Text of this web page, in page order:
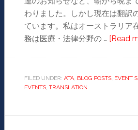
わりました。しかし現在は翻訳
ています。私はオーストラリア
務は医療・法律分野の … [Read
FILED UNDER: ATA, BLOG POSTS, EVENT
EVENTS, TRANSLATION